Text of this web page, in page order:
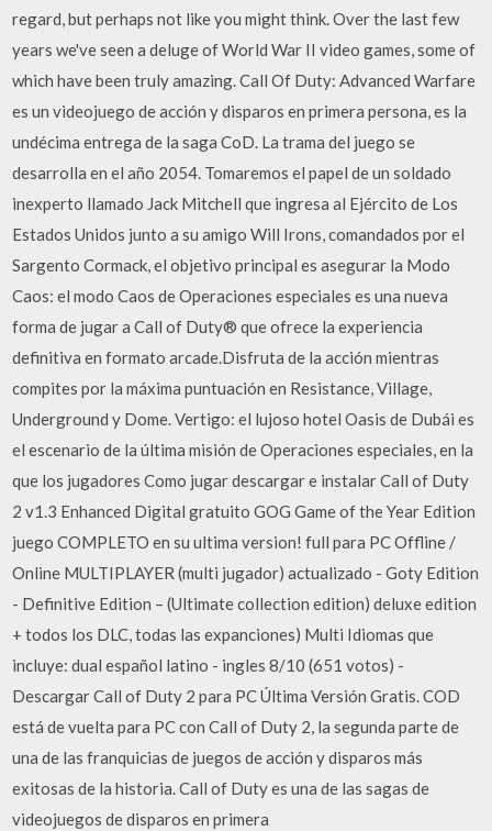
regard, but perhaps not like you might think. Over the last few
years we've seen a deluge of World War II video games, some of
which have been truly amazing. Call Of Duty: Advanced Warfare
es un videojuego de acción y disparos en primera persona, es la
undécima entrega de la saga CoD. La trama del juego se
desarrolla en el año 2054. Tomaremos el papel de un soldado
inexperto llamado Jack Mitchell que ingresa al Ejército de Los
Estados Unidos junto a su amigo Will Irons, comandados por el
Sargento Cormack, el objetivo principal es asegurar la Modo
Caos: el modo Caos de Operaciones especiales es una nueva
forma de jugar a Call of Duty® que ofrece la experiencia
definitiva en formato arcade.Disfruta de la acción mientras
compites por la máxima puntuación en Resistance, Village,
Underground y Dome. Vertigo: el lujoso hotel Oasis de Dubái es
el escenario de la última misión de Operaciones especiales, en la
que los jugadores Como jugar descargar e instalar Call of Duty
2 v1.3 Enhanced Digital gratuito GOG Game of the Year Edition
juego COMPLETO en su ultima version! full para PC Offline /
Online MULTIPLAYER (multi jugador) actualizado - Goty Edition
- Definitive Edition – (Ultimate collection edition) deluxe edition
+ todos los DLC, todas las expanciones) Multi Idiomas que
incluye: dual español latino - ingles 8/10 (651 votos) -
Descargar Call of Duty 2 para PC Última Versión Gratis. COD
está de vuelta para PC con Call of Duty 2, la segunda parte de
una de las franquicias de juegos de acción y disparos más
exitosas de la historia. Call of Duty es una de las sagas de
videojuegos de disparos en primera